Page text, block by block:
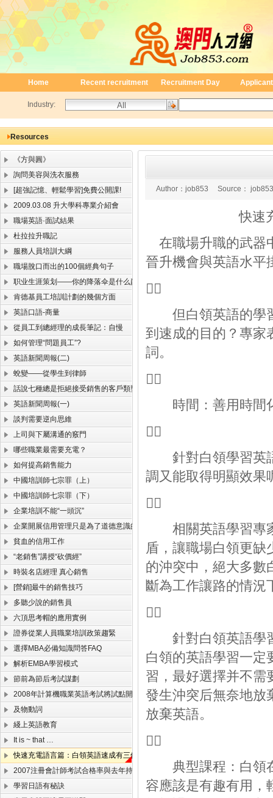
Home Recent recruitment Recruitment Day
Industry:
Resources
《方與圓》
詢問美容與洗衣服務
[超強記憶、輕鬆學習]免費公開課!
2009.03.08 升大學科專業介紹會
職場英語·面試結果
杜拉拉升職記
服務人員培訓大綱
職場脫口而出的100個經典句子
职业生涯策划——你的降落伞是什么颜色？
肯德基員工培訓計劃的幾個方面
英語口語-商量
從員工到總經理的成長筆記：自慢
如何管理“問題員工”?
英語新聞周報(二)
蛻變——從學生到律師
話說七種總是拒絕接受銷售的客戶類型
英語新聞周報(一)
談判需要逆向思維
上司與下屬溝通的竅門
哪些職業最需要充電？
如何提高銷售能力
中國培訓師七宗罪（上）
中國培訓師七宗罪（下）
企業培訓不能“一頭沉”
企業開展信用管理只是為了道德意識的提高？
貧血的信用工作
“老銷售”講授“砍價經”
時裝名店經理 真心銷售
[營銷]最牛的銷售技巧
多聽少說的銷售員
六頂思考帽的應用實例
證券從業人員職業培訓政策趨緊
選擇MBA必備知識問答FAQ
解析EMBA學習模式
節前為節后考試謀劃
2008年計算機職業英語考試將試點開考
及物動詞
綫上英語教育
It is ~ that …
快速充電語言篇：白領英語速成有三個關鍵詞
2007注冊會計師考試合格率與去年持平
學習日語有秘訣
Author： job853 Source： job853
快速
在職場升職的武器
晉升機會與英語水平

但白領英語的學習
到速成的目的？專家
詞。

時間：善用時間

針對白領學習英語
調又能取得明顯效果

相關英語學習專家
盾，讓職場白領更缺
的沖突中，絕大多數
斷為工作讓路的情況

針對白領英語學習
白領的英語學習一定
習，最好選擇并不需
發生沖突后無奈地放
放棄英語。

典型課程：白領在
容應該是有趣有用，